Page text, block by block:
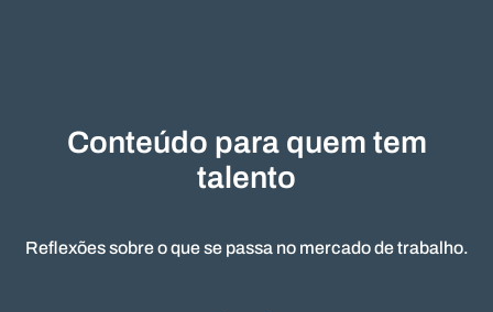
Conteúdo para quem tem
talento
Reflexões sobre o que se passa no mercado de trabalho.